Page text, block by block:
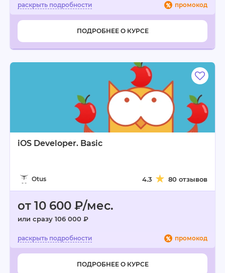
промокод
ПОДРОБНЕЕ О КУРСЕ
iOS Developer. Basic
Otus 4.3 80 отзывов
от 10 600 ₽/мес.
или сразу 106 000 ₽
промокод
ПОДРОБНЕЕ О КУРСЕ